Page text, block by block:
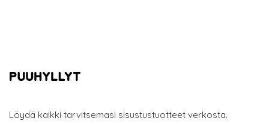
Löydä kaikki tarvitsemasi sisustustuotteet verkosta.